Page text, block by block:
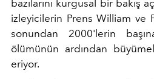
bazılarını kurgusal bir bakış
izleyicilerin Prens William ve
sonundan 2000'lerin
ölümünün ardından
eriyor.